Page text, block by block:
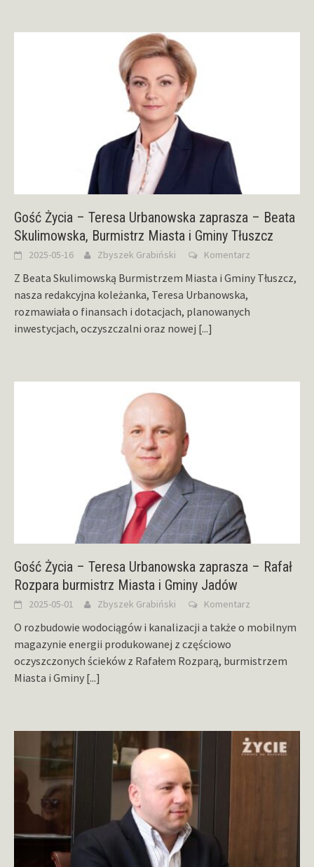
Gość Życia – Teresa Urbanowska zaprasza – Beata
Skulimowska, Burmistrz Miasta i Gminy Tłuszcz
2025-05-16 Zbyszek Grabiński Komentarz
Z Beata Skulimowską Burmistrzem Miasta i Gminy Tłuszcz,
nasza redakcyjna koleżanka, Teresa Urbanowska,
rozmawiała o finansach i dotacjach, planowanych
inwestycjach, oczyszczalni oraz nowej [...]
Gość Życia – Teresa Urbanowska zaprasza – Rafał
Rozpara burmistrz Miasta i Gminy Jadów
2025-05-01 Zbyszek Grabiński Komentarz
O rozbudowie wodociągów i kanalizacji a także o mobilnym
magazynie energii produkowanej z częściowo
oczyszczonych ścieków z Rafałem Rozparą, burmistrzem
Miasta i Gminy [...]